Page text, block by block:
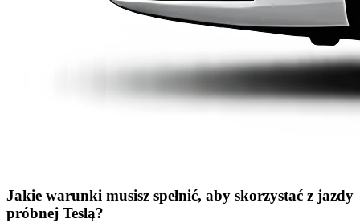
Jakie warunki musisz spełnić, aby skorzystać z jazdy
próbnej Teslą?